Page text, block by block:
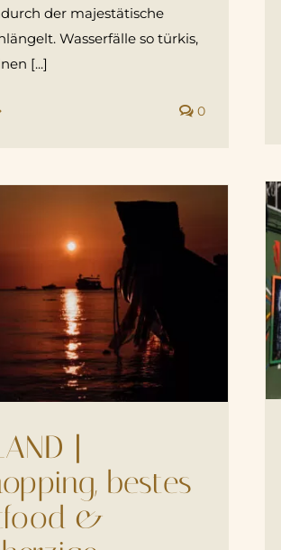
der majestätische
Wasserfälle so türkis,
[...]
0
|
bestes
&